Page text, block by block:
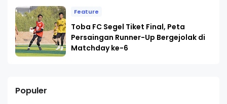
Feature
Toba FC Segel Tiket Final, Peta
Persaingan Runner-Up Bergejolak di
Matchday ke-6
Populer